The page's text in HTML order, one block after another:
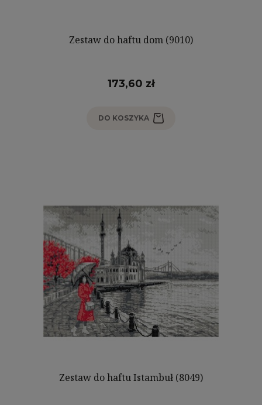
Zestaw do haftu dom (9010)
173,60 zł
DO KOSZYKA
Zestaw do haftu Istambuł (8049)